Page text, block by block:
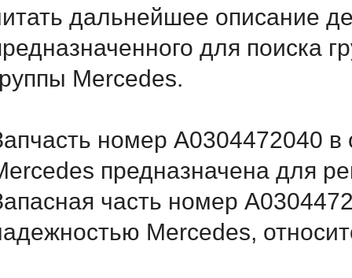
дальнейшее описание
для поиска
Mercedes.
номер A0304472040 в
предназначена для
часть номер
Mercedes,